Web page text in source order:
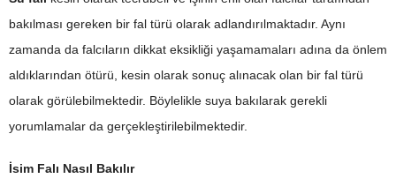
bakılması gereken bir fal türü olarak adlandırılmaktadır. Aynı
zamanda da falcıların dikkat eksikliği yaşamamaları adına da önlem
aldıklarından ötürü, kesin olarak sonuç alınacak olan bir fal türü
olarak görülebilmektedir. Böylelikle suya bakılarak gerekli
yorumlamalar da gerçekleştirilebilmektedir.
İsim Falı Nasıl Bakılır